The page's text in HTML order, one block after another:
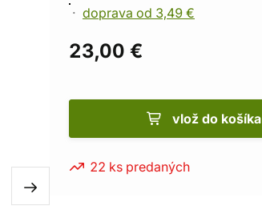
doprava od 3,49 €
23,00 €
vlož do košíka
22 ks predaných